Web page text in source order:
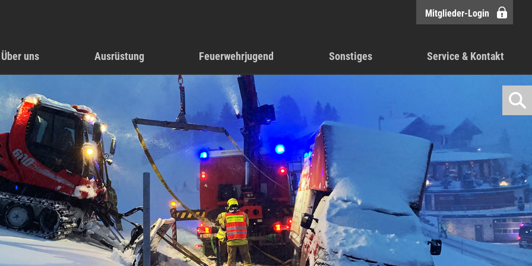
Über uns Ausrüstung Feuerwehrjugend Sonstiges Service & Kontakt
Mitglieder-Login